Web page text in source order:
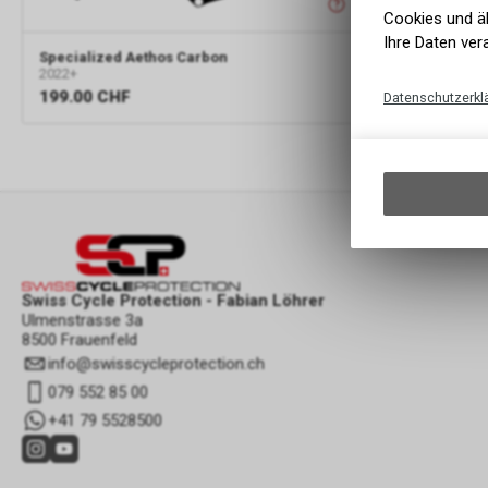
Specialized Aethos Carbon
2022+
199.00 CHF
Swiss Cycle Protection - Fabian Löhrer
Ulmenstrasse 3a
8500 Frauenfeld
info@swisscycleprotection.ch
079 552 85 00
+41 79 5528500
Cookies und
Ihre Daten